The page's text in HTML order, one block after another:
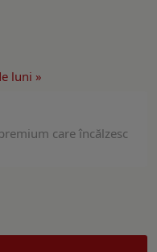
luni »
care încălzesc